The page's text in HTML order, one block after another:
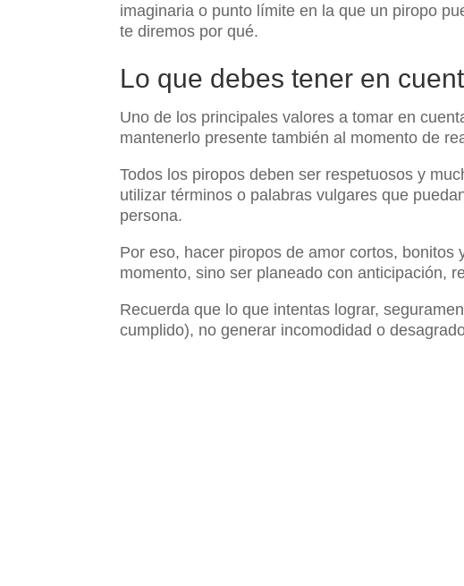
imaginaria o punto límite en la que un piropo
te diremos por qué.
Lo que debes tener en
Uno de los principales valores a tomar en
mantenerlo presente también al momento de
Todos los piropos deben ser respetuosos y
utilizar términos o palabras vulgares que
persona.
Por eso, hacer piropos de amor cortos,
momento, sino ser planeado con anticipación,
Recuerda que lo que intentas lograr,
cumplido), no generar incomodidad o